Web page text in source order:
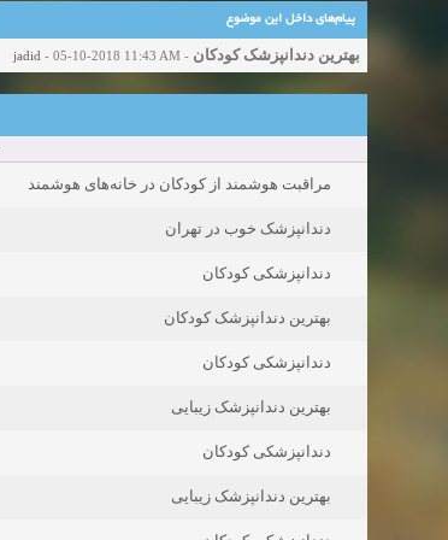
پیام‌های داخل این موضوع
بهترین دندانپزشک کودکان -
jadid - 05-10-2018 11:43 AM
مراقبت هوشمند از کودکان در خانه‌های هوشمند
دندانپزشک خوب در تهران
دندانپزشکی کودکان
بهترین دندانپزشک کودکان
دندانپزشکی کودکان
بهترین دندانپزشک زیبایی
دندانپزشکی کودکان
بهترین دندانپزشک زیبایی